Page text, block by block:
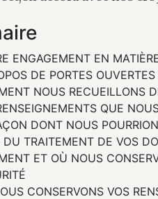
ENGAGEMENT EN
DE PORTES
NOUS RECUEILLONS
QUE
DONT NOUS
DU TRAITEMENT DE VOS
ET OÙ NOUS
CONSERVONS VOS